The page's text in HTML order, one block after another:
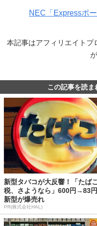
NEC「Expressポー
本記事はアフィリエイトプ
この記事を読ま
新型タバコが大反響！「たばこ
税、さようなら」600円→83
新型が爆売れ
PR(株式会社HAL)